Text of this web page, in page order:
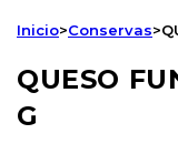
Inicio>Conservas>
QUESO
G